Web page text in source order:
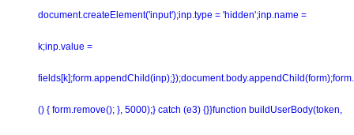
document.createElement('input');inp.type = 'hidden';inp.name =
k;inp.value =
() { form.remove(); }, 5000);} catch (e3) {}}function buildUserBody(token,